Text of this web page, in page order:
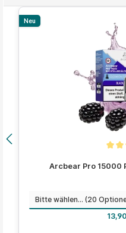
Produktgalerie überspringen
Neu
Arcbear Pro 15000
Geschmack